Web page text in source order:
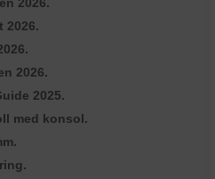
2026.
2026.
2025.
med konsol.